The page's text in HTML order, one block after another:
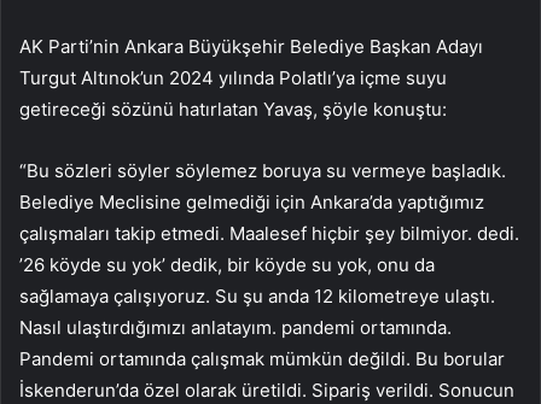
AK Parti’nin Ankara Büyükşehir Belediye Başkan Adayı
Turgut Altınok’un 2024 yılında Polatlı’ya içme suyu
getireceği sözünü hatırlatan Yavaş, şöyle konuştu:
“Bu sözleri söyler söylemez boruya su vermeye başladık.
Belediye Meclisine gelmediği için Ankara’da yaptığımız
çalışmaları takip etmedi. Maalesef hiçbir şey bilmiyor. dedi.
’26 köyde su yok’ dedik, bir köyde su yok, onu da
sağlamaya çalışıyoruz. Su şu anda 12 kilometreye ulaştı.
Nasıl ulaştırdığımızı anlatayım. pandemi ortamında.
Pandemi ortamında çalışmak mümkün değildi. Bu borular
İskenderun’da özel olarak üretildi. Sipariş verildi. Sonucun